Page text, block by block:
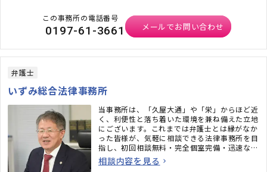
この事務所の電話番号
0197-61-3661 メールでお問い合わせ
弁護士
いずみ総合法律事務所
当事務所は、「久屋大通」や「栄」からほど近
く、利便性と落ち着いた環境を兼ね備えた立地
にございます。これまでは弁護士とは縁がなか
った皆様が、気軽に相談できる法律事務所を目
指し、初回相談無料・完全個室完備・迅速なメ
ール対応など、相談しやすい環境も整えていま
す。「弁護士に相談するべきかわからない」と
相談内容を見る